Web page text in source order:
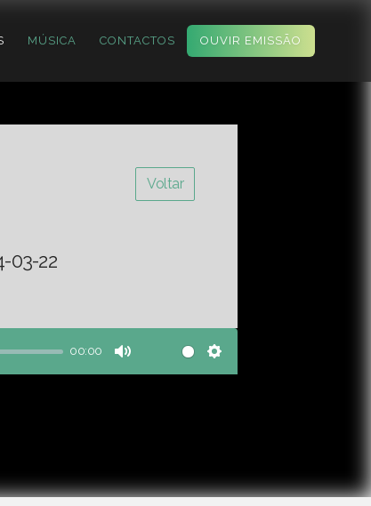
MÚSICA CONTACTOS OUVIR EMISSÃO
Voltar
03-22
00:00
Mute Settings